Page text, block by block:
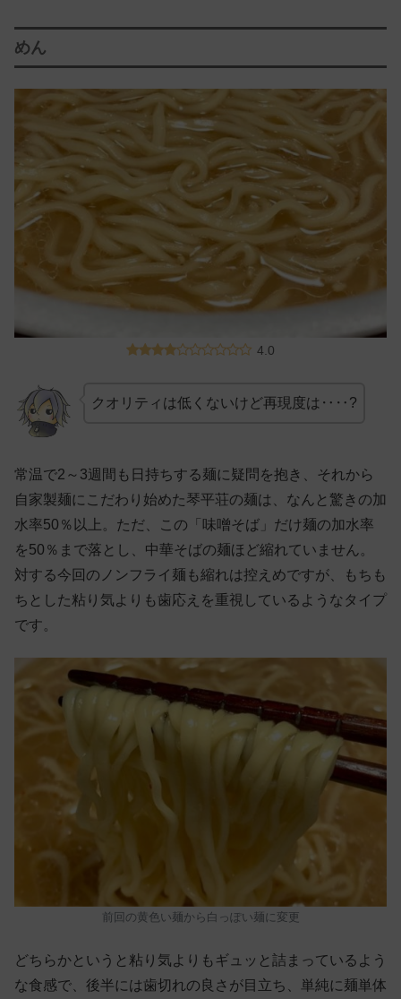
めん
4.0
クオリティは低くないけど再現度は‥‥?
常温で2～3週間も日持ちする麺に疑問を抱き、それから
自家製麺にこだわり始めた琴平荘の麺は、なんと驚きの加
水率50％以上。ただ、この「味噌そば」だけ麺の加水率
を50％まで落とし、中華そばの麺ほど縮れていません。
対する今回のノンフライ麺も縮れは控えめですが、もちも
ちとした粘り気よりも歯応えを重視しているようなタイプ
です。
前回の黄色い麺から白っぽい麺に変更
どちらかというと粘り気よりもギュッと詰まっているよう
な食感で、後半には歯切れの良さが目立ち、単純に麺単体